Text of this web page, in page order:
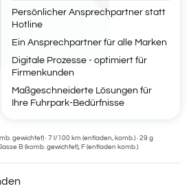
Persönlicher Ansprechpartner statt
Hotline
Ein Ansprechpartner für alle Marken
Digitale Prozesse - optimiert für
Firmenkunden
Maßgeschneiderte Lösungen für
Ihre Fuhrpark-Bedürfnisse
gewichtet) · 7 l/100 km (entladen, komb.) · 29 g
B (komb. gewichtet), F (entladen komb.)